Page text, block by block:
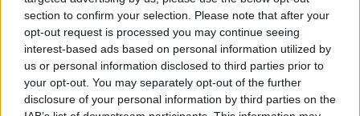
section to confirm your selection. Please note that after your
opt-out request is processed you may continue seeing
interest-based ads based on personal information utilized by
us or personal information disclosed to third parties prior to
your opt-out. You may separately opt-out of the further
disclosure of your personal information by third parties on the
MAGYAR ÉPÍTŐK